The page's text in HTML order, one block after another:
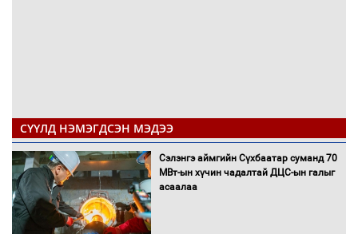
СҮҮЛД НЭМЭГДСЭН МЭДЭЭ
Сэлэнгэ аймгийн Сүхбаатар суманд 70
МВт-ын хүчин чадалтай ДЦС-ын галыг
асаалаа